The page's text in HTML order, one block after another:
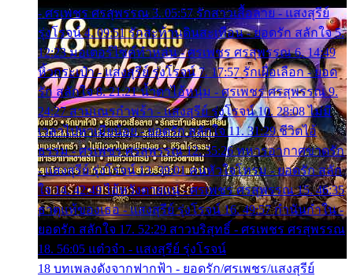
- ศรเพชร ศรสุพรรณ 3. 05:57 รักสาวเสื้อลาย - แสงสุรีย์
รุ่งโรจน์ 4. 09:51 รักสะท้านดินสะเทือน - ยอดรัก สลักใจ 5.
12:23 มอเตอร์ไซค์ทำหล่น - ศรเพชร ศรสุพรรณ 6. 14:49
หิ้วกระเป๋า - แสงสุรีย์ รุ่งโรจน์ 7. 17:57 รักเผื่อเลือก - ยอด
รัก สลักใจ 8. 21:21 น้ำตาไอ้หนุ่ม - ศรเพชร ศรสุพรรณ 9.
24:27 สามเณรกำพร้า - แสงสุรีย์ รุ่งโรจน์ 10. 28:08 ไม่มี
เวลาไปหาเมียน้อย - ยอดรัก สลักใจ 11. 31:29 ชีวิตไอ้
ธรรม - ศรเพชร ศรสุพรรณ 12. 35:26 ทหารอากาศขาดรัก
- แสงสุรีย์ รุ่งโรจน์ 13. 39:01 คนหัวใจโทรม - ยอดรัก สลัก
ใจ 14. 42:49 ไอ้หวังตายแน่ - ศรเพชร ศรสุพรรณ 15. 46:35
ธาตุแท้ของเธอ - แสงสุรีย์ รุ่งโรจน์ 16. 49:57 กำนันกำใน -
ยอดรัก สลักใจ 17. 52:29 สาวบริสุทธิ์ - ศรเพชร ศรสุพรรณ
18. 56:05 แต๋วจ๋า - แสงสุรีย์ รุ่งโรจน์
18 บทเพลงดังจากฟากฟ้า - ยอดรัก/ศรเพชร/แสงสุรีย์